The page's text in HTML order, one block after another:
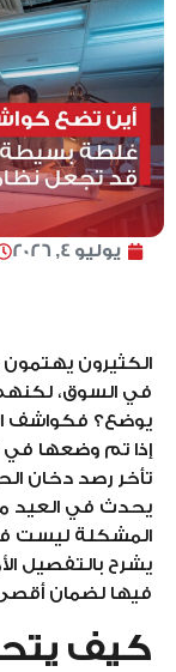
يوليو 4, 2026
الكثيرون
في السوق، لكنهم
يوضع؟ فكواشف
إذا تم وضعها في
تأخر رصد دخان
يحدث في العيد
المشكلة ليست في
يشرح بالتفصيل
فيها لضمان
كيف